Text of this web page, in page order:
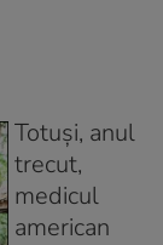
Totuşi, anul
trecut,
medicul
american